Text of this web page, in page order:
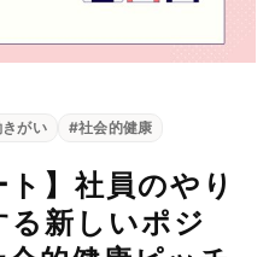
がい #社会的健康
ト】社員のやり
る新しいポジ